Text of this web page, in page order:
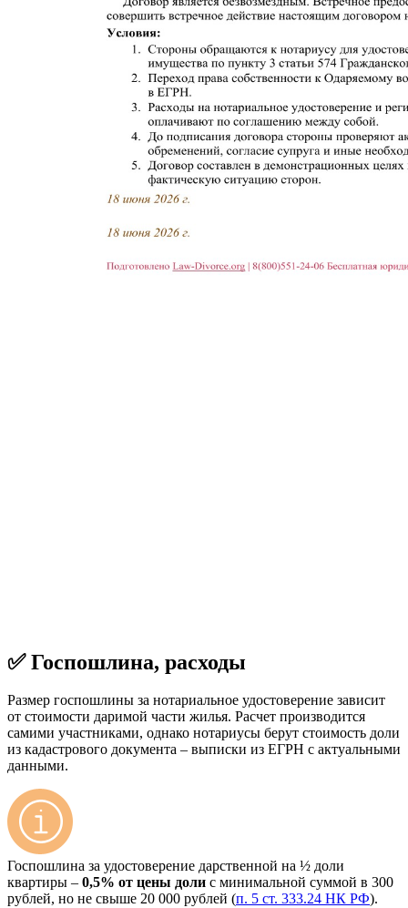
✅ Госпошлина, расходы
Размер госпошлины за нотариальное удостоверение зависит
от стоимости даримой части жилья. Расчет производится
самими участниками, однако нотариусы берут стоимость доли
из кадастрового документа – выписки из ЕГРН с актуальными
данными.
Госпошлина за удостоверение дарственной на ½ доли
квартиры – 0,5% от цены доли с минимальной суммой в 300
рублей, но не свыше 20 000 рублей (п. 5 ст. 333.24 НК РФ).